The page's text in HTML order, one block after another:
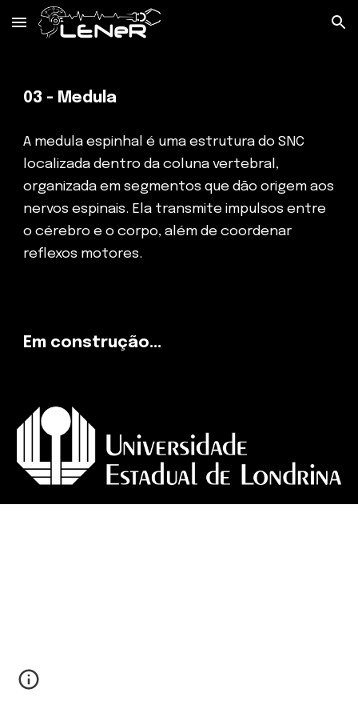
Skip to main content Skip to navigation
03 - Medula
A medula espinhal é uma estrutura do SNC
localizada dentro da coluna vertebral,
organizada em segmentos que dão origem aos
nervos espinais. Ela transmite impulsos entre
o cérebro e o corpo, além de coordenar
reflexos motores.
Em construção...